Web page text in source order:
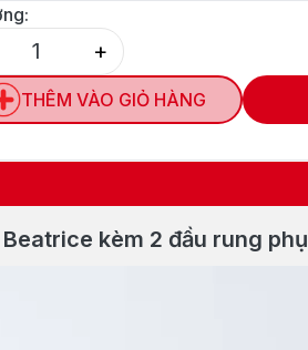
Quantity+
THÊM VÀO GIỎ HÀNG
kèm 2 đầu rung phụ